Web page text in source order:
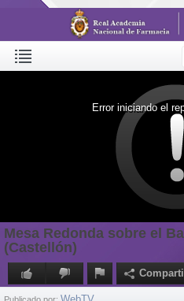
Error iniciando el
Mesa Redonda sobre el
(Castellón)